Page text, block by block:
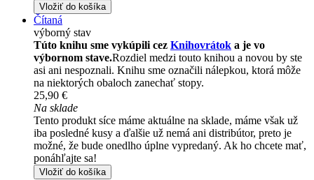
Vložiť do košíka
Čítaná
výborný stav
Túto knihu sme vykúpili cez Knihovrátok a je vo
výbornom stave.Rozdiel medzi touto knihou a novou by ste
asi ani nespoznali. Knihu sme označili nálepkou, ktorá môže
na niektorých obaloch zanechať stopy.
25,90 €
Na sklade
Tento produkt síce máme aktuálne na sklade, máme však už
iba posledné kusy a ďalšie už nemá ani distribútor, preto je
možné, že bude onedlho úplne vypredaný. Ak ho chcete mať,
ponáhľajte sa!
Vložiť do košíka